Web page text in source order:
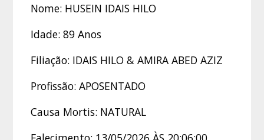
Nome: HUSEIN IDAIS HILO
Idade: 89 Anos
Filiação: IDAIS HILO & AMIRA ABED AZIZ
Profissão: APOSENTADO
Causa Mortis: NATURAL